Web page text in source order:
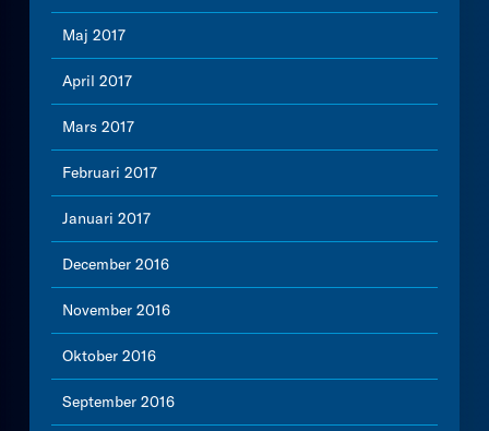
Maj 2017
April 2017
Mars 2017
Februari 2017
Januari 2017
December 2016
November 2016
Oktober 2016
September 2016